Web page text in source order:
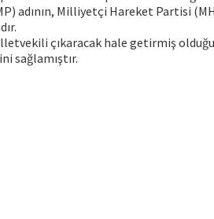
adının, Milliyetçi Hareket Partisi
çıkaracak hale getirmiş
sağlamıştır.